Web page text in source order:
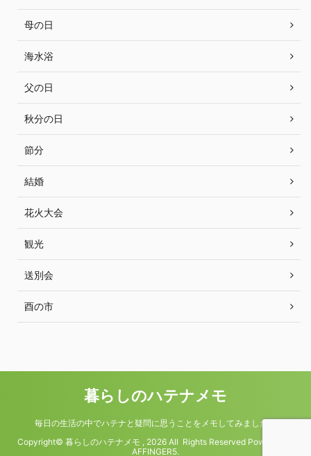
母の日
海水浴
父の日
秋分の日
節分
結婚
花火大会
観光
送別会
酉の市
暮らしのハテナメモ
毎日の生活の中でハテナと疑問に思うことをメモしてみました。
Copyright© 暮らしのハテナメモ , 2026 All Rights Reserved Powered by
AFFINGER5.